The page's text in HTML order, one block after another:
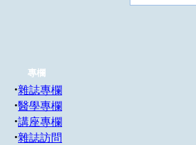
專欄
·雜誌專欄
·醫學專欄
·講座專欄
·雜誌訪問